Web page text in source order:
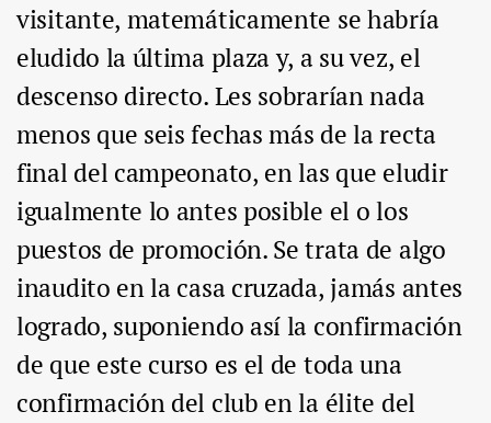
visitante, matemáticamente se habría
eludido la última plaza y, a su vez, el
descenso directo. Les sobrarían nada
menos que seis fechas más de la recta
final del campeonato, en las que eludir
igualmente lo antes posible el o los
puestos de promoción. Se trata de algo
inaudito en la casa cruzada, jamás antes
logrado, suponiendo así la confirmación
de que este curso es el de toda una
confirmación del club en la élite del